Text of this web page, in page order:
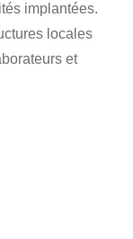
implantées.
locales
et